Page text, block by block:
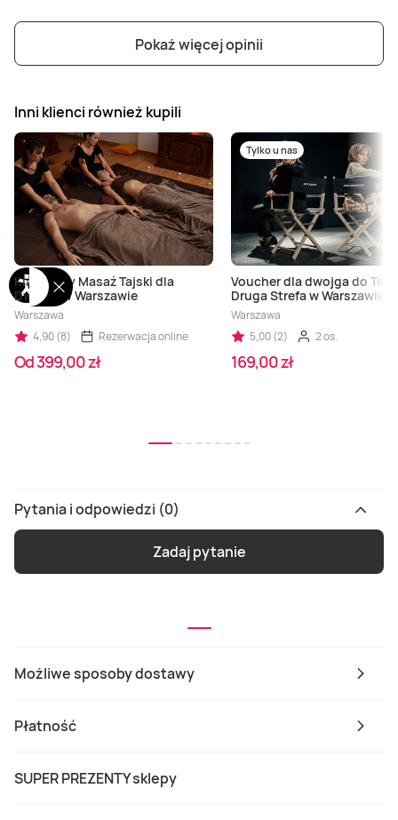
Możliwe sposoby dostawy
Płatność
SUPER PREZENTY sklepy
Pokaż więcej opinii
Inni klienci również kupili
Klasyczny Masaż Tajski dla
Dwojga w Warszawie
Warszawa
4,90 (8)
Rezerwacja online
Od 399,00 zł
Tylko u nas
Voucher dla dwojga do
Druga Strefa w Warszawie
Warszawa
5,00 (2)
2 os.
169,00 zł
Pytania i odpowiedzi (0)
Zadaj pytanie